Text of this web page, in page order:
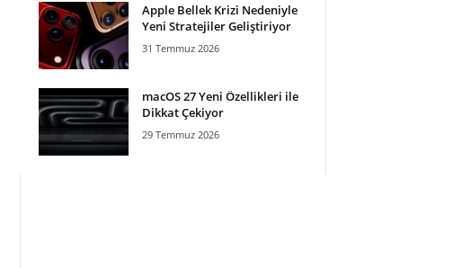
Apple Bellek Krizi Nedeniyle
Yeni Stratejiler Geliştiriyor
31 Temmuz 2026
macOS 27 Yeni Özellikleri ile
Dikkat Çekiyor
29 Temmuz 2026